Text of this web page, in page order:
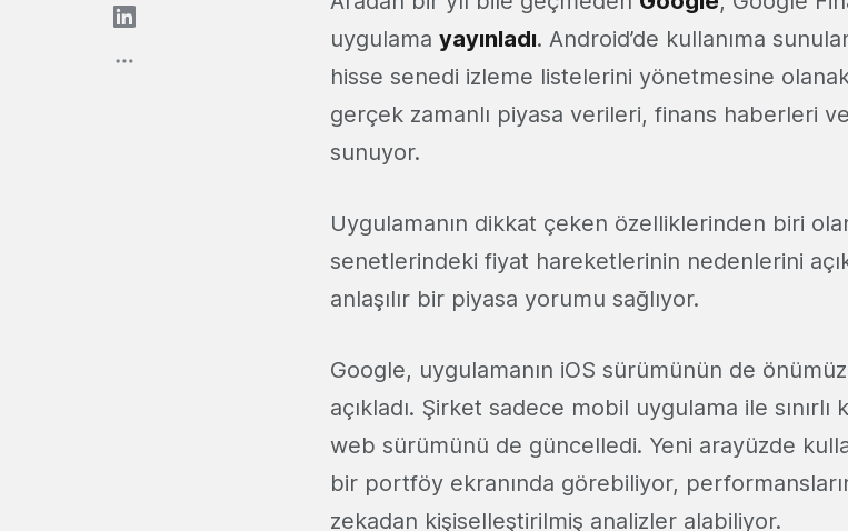
uygulama yayınladı. Android’de kullanıma
hisse senedi izleme listelerini yönetmesine
gerçek zamanlı piyasa verileri, finans haberleri
sunuyor.
Uygulamanın dikkat çeken özelliklerinden biri
senetlerindeki fiyat hareketlerinin nedenlerini
anlaşılır bir piyasa yorumu sağlıyor.
Google, uygulamanın iOS sürümünün de
açıkladı. Şirket sadece mobil uygulama ile sınırlı
web sürümünü de güncelledi. Yeni arayüzde
bir portföy ekranında görebiliyor,
zekadan kişiselleştirilmiş analizler alabiliyor.